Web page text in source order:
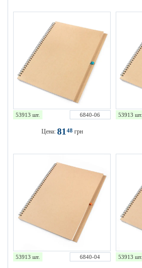
53913 шт. 6840-06
Цена: 8148грн
53913 шт.
53913 шт. 6840-04 53913 шт.